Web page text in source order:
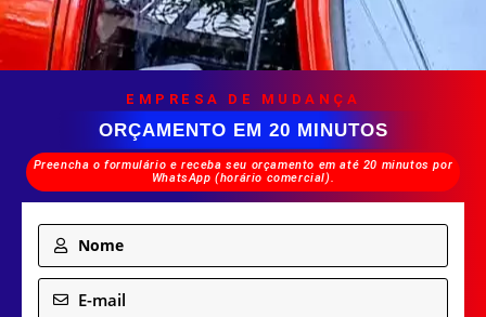
EMPRESA DE MUDANÇA
ORÇAMENTO EM 20 MINUTOS
Preencha o formulário e receba seu orçamento em até 20 minutos por
WhatsApp (horário comercial).
Nome
E-mail